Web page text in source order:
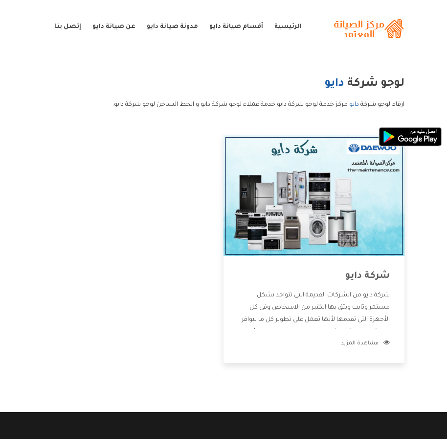
الرئيسية أقسام صيانة دايو مدونة صيانة دايو عن صيانة دايو إتصل بنا
لوجو شركة دايو
ارقام لوجو شركة دايو مركز خدمة لوجو شركة دايو خدمة عملاء لوجو شركة دايو و الخط الساخن لوجو شركة دايو.
شركة دايو
شركة دايو من الشركات القديمة التى تتواجد بشكل
مستمر وثابت ويثق بها الكثير من الاشخاص وفى كل
الأجهزة التى تقدمها لأنها تعمل على تطوير كل ما يتوافر
خدمات ما بعد البيع مع المنتجات وتقدم للعملاء أقوى
مشاهدة المزيد